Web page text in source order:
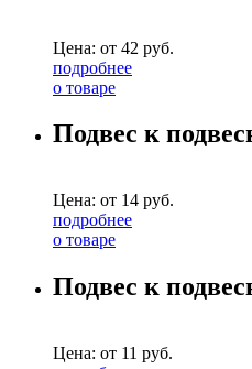
Цена: от 42 руб.
подробнее
о товаре
Подвес к
Цена: от 14 руб.
подробнее
о товаре
Подвес к
Цена: от 11 руб.